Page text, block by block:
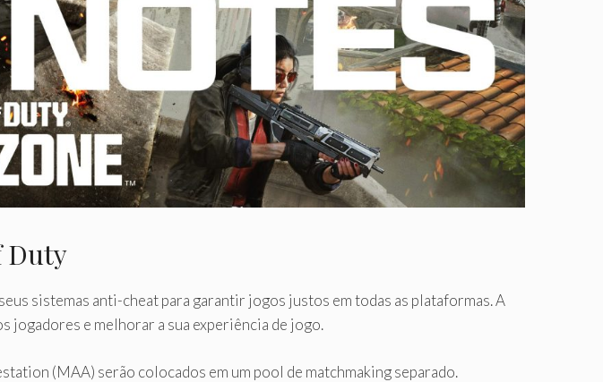
Duty
sistemas anti-cheat para garantir jogos justos em todas as plataformas. A
jogadores e melhorar a sua experiência de jogo.
(MAA) serão colocados em um pool de matchmaking separado.